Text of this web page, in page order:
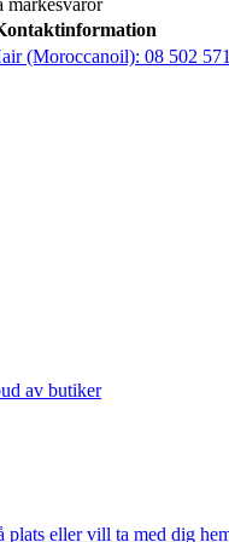
(Moroccanoil): 08 502
av butiker
plats eller vill ta med dig